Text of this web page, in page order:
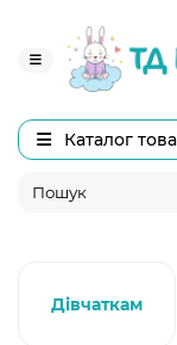
Каталог
Дівчаткам